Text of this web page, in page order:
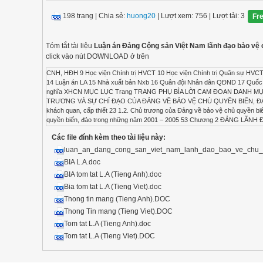
198 trang Chia sẻ: huong20 | Lượt xem: 756 | Lượt tải: 3
Tóm tắt tài liệu Luận án Đảng Cộng sản Việt Nam lãnh đạo bảo
click vào nút DOWNLOAD ở trên
CNH, HĐH 9 Học viện Chính trị HVCT 10 Học viện Chính trị Quân sự HVCTQS 11 Học viện Chính trị Quốc gia HVCTQG 12 Học viện Quốc phòng HVQP 13 Kinh tế - xã hội KT-XH 14 Luận án LA 15 Nhà xuất bản Nxb 16 Quân đội Nhân dân QĐND 17 Quốc phòng – an ninh QP-AN 18 Trang Tr 19 Trung ương TW 20 Tư bản chủ nghĩa TBCN 21 Xã hội chủ nghĩa XHCN MỤC LỤC Trang TRANG PHỤ BÌA LỜI CAM ĐOAN DANH MỤC CÁC CHỮ VIẾT TẮT MỞ ĐẦU 5 TỔNG QUAN VỀ VẤN ĐỀ NGHIÊN CỨU 9 Chương 1 CHỦ TRƯƠNG VÀ SỰ CHỈ ĐẠO CỦA ĐẢNG VỀ BẢO VỆ CHỦ QUYỀN BIỂN, ĐẢO TỔ QUỐC TỪ NĂM 2001 ĐẾN NĂM 2005 23 1.1. Bảo vệ chủ quyền biển, đảo Tổ quốc là yêu cầu khách quan, cấp thiết 23 1.2. Chủ trương của Đảng về bảo vệ chủ quyền biển, đảo Tổ quốc trong những năm 2001 – 2005 41 1.3. Đảng chỉ đạo thực hiện nhiệm vụ bảo vệ chủ quyền biển, đảo trong những năm 2001 – 2005 53 Chương 2 ĐẢNG LÃNH ĐẠO TĂNG CƯỜNG BẢO VỆ CHỦ QUYỀN BIỂN, ĐẢO TỔ QUỐC TỪ NĂM 2006 ĐẾN NĂM 2011 70 2.1. Những nhân tố tác động đến nhiệm vụ bảo vệ chủ quyền biển, đảo Tổ quốc trong những năm 2006 - 2011 70 2.2. Chủ trương của Đảng về tăng cường bảo vệ chủ quyền biển, đảo Tổ quốc trong những năm 2006 - 2011 79 2.3. Đảng chỉ đạo thực hiện nhiệm vụ bảo vệ chủ quyền biển, đảo Tổ quốc trong những năm 2006 - 2011 88 Chương 3 ĐÁNH GIÁ VÀ KINH NGHIỆM 111 3.1. Đánh giá quá trình Đảng lãnh đạo bảo vệ chủ quyền biển, đảo Tổ quốc trong những năm 2001 – 2011 111 3.2. Một số kinh nghiệm 128 KẾT LUẬN 150 DANH MỤC CÁC CÔNG TRÌNH CỦA TÁC GIẢ ĐÃ CÔNG BỐ LIÊN QUAN ĐẾN ĐỀ TÀI LUẬN ÁN 153 DANH MỤC TÀI LIỆU THAM KHẢO 155 PHỤ LỤC 165 MỞ ĐẦU Giới thiệu khái quát về luận án Đề tài: “Đảng Cộng sản Việt Nam lãnh đạo bảo vệ chủ quyền biển, đảo Tổ quốc từ năm 2001 đến năm 2011”, được thực hiện dưới góc độ của khoa học chuyên ngành Lịch sử Đảng. Đây là đề tài tập trung nghiên cứu quá trình Đảng Cộng sản Việt Nam lãnh đạo bảo vệ chủ quyền biển, đảo Tổ quốc (CQB,ĐTQ) giai đoạn 10 năm (2001- 2011). Trên cơ sở phương pháp luận sử học và bằng các phương pháp chuyên ngành cụ thể như: lịch sử, logic đồng đại, lịch đại, thống kê, tổng hợp, so sánh, chuyên gia..., đề tài luận án đã hệ thống hóa và luận giải làm rõ chủ trương, cũng như sự chỉ đạo của Đảng về nhiệm vụ bảo vệ CQB,ĐTQ; đánh giá khách quan quá trình Đảng lãnh đạo bảo vệ CQB,ĐTQ trong những năm 2001 - 2011, đồng thời rút ra những kinh nghiệm có ý nghĩa lịch sử và hiện thực. Kết cấu của luận án gồm: phần mở đầu; tổng quan vấn đề nghiên cứu; 3 chương (8 tiết); kết luận; danh mục các công trình nghiên cứu của tác giả; danh mục tài liệu tham khảo; phụ lục. Lý do lựa chọn đề tài luận án Việt Nam là một quốc gia ven Biển Đông, có lợi thế chiến lược đặc biệt thuận lợi về biển. Vùng biển, đảo Việt Nam với hơn 1 triệu km2 thềm lục địa, khoảng 3000 đảo lớn, nhỏ, trong đó có hai quần đảo Hoàng Sa, Trường Sa nằm ở giữa Biển Đông, được coi là vùng biển giàu tiềm năng, có vị trí địa kinh tế - chính trị - quân sự vô cùng quan trọng không chỉ đối với sự phát triển của Việt Nam, mà còn đối với cả khu vực và thế giới. Trong lịch sử dựng nước và giữ nước, nhân dân Việt Nam coi vùng biển, đảo của Tổ quốc là địa bàn trọng yếu gắn với bước đường sinh tồn, phát triển của dân tộc. Vì vậy, vấn đề khai thác kinh tế biển, đi đôi với giữ gìn, bảo vệ CQB,ĐTQ đối với dân tộc Việt Nam luôn được đặt ra như một tất yếu. Bước vào thế kỷ XXI, trong bối cảnh nguồn tài nguyên trên lục địa ngày càng cạn kiệt, sự gia tăng dân số khiến không gian sống trở nên chật chội, các nước ven biển, kể cả những nước không có biển, đều nhất loạt hướng về biển, hiện thực hóa quá trình vươn ra biển, nhằm khẳng định ưu thế quốc gia trong tìm kiếm, tranh giành nguồn lợi ích to lớn trên biển. Biển Đông, vốn là một vùng biển có tầm quan trọng đặc biệt đối với sự giao lưu, phát triển của khu vực và thế giới, cho nên luôn được nhiều quốc gia quan tâm, chú ý. Các nước trong khu vực luôn đẩy mạnh, tăng cường quá trình tranh chấp CQBĐ. Một số nước có tiềm lực khoa học - công nghệ, tiềm lực kinh tế, quân sự
Các file đính kèm theo tài liệu này:
BIA L.A.doc
BIA tom tat L.A (Tieng Anh).doc
Bia tom tat L.A (Tieng Viet).doc
Thong tin mang (Tieng Anh).DOC
Thong Tin mang (Tieng Viet).DOC
Tom tat L.A (Tieng Anh).doc
Tom tat L.A (Tieng Viet).DOC